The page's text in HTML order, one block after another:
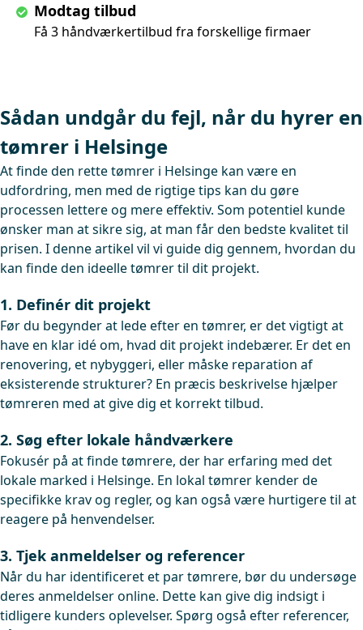
Modtag tilbud
Få 3 håndværkertilbud fra forskellige firmaer
Sådan undgår du fejl, når du hyrer en
tømrer i Helsinge
At finde den rette tømrer i Helsinge kan være en
udfordring, men med de rigtige tips kan du gøre
processen lettere og mere effektiv. Som potentiel kunde
ønsker man at sikre sig, at man får den bedste kvalitet til
prisen. I denne artikel vil vi guide dig gennem, hvordan du
kan finde den ideelle tømrer til dit projekt.
1. Definér dit projekt
Før du begynder at lede efter en tømrer, er det vigtigt at
have en klar idé om, hvad dit projekt indebærer. Er det en
renovering, et nybyggeri, eller måske reparation af
eksisterende strukturer? En præcis beskrivelse hjælper
tømreren med at give dig et korrekt tilbud.
2. Søg efter lokale håndværkere
Fokusér på at finde tømrere, der har erfaring med det
lokale marked i Helsinge. En lokal tømrer kender de
specifikke krav og regler, og kan også være hurtigere til at
reagere på henvendelser.
3. Tjek anmeldelser og referencer
Når du har identificeret et par tømrere, bør du undersøge
deres anmeldelser online. Dette kan give dig indsigt i
tidligere kunders oplevelser. Spørg også efter referencer,